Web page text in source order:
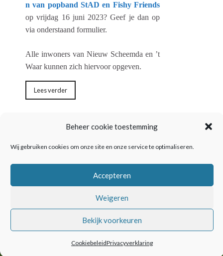
Beheer cookie toestemming
Wij gebruiken cookies om onze site en onze service te optimaliseren.
Accepteren
Weigeren
Bekijk voorkeuren
CookiebeleidPrivacyverklaring
n van popband StAD en Fishy Friends
op vrijdag 16 juni 2023? Geef je dan op
via onderstaand formulier.
Alle inwoners van Nieuw Scheemda en ’t
Waar kunnen zich hiervoor opgeven.
Lees verder
©2024 NieuwSwaar |Privacyverklaring|Cookiebeleid (EU)|Contact